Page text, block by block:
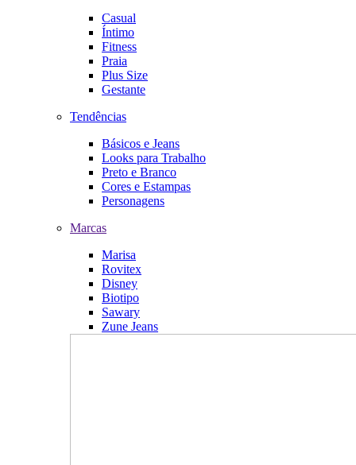
Casual
Íntimo
Fitness
Praia
Plus Size
Gestante
Tendências
Básicos e Jeans
Looks para Trabalho
Preto e Branco
Cores e Estampas
Personagens
Marcas
Marisa
Rovitex
Disney
Biotipo
Sawary
Zune Jeans